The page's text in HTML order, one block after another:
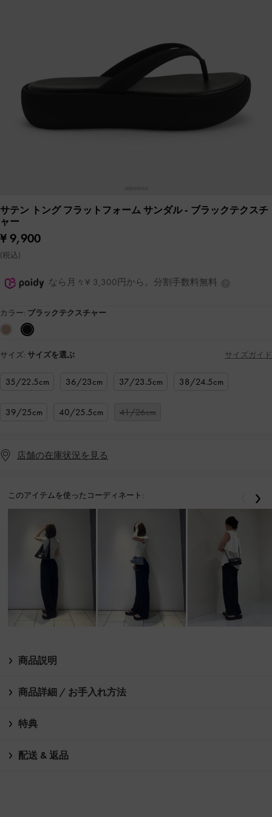
サテン トング フラットフォーム サンダル- ブラックテクスチ
ャー
¥ 9,900
(税込)
なら月々¥ 3,300円から。分割手数料無料
カラー: ブラックテクスチャー
サイズ: サイズを選ぶ サイズガイド
35/22.5cm 36/23cm 37/23.5cm 38/24.5cm
39/25cm 40/25.5cm 41/26cm
店舗の在庫状況を見る
このアイテムを使ったコーディネート: 戻る
商品説明
商品詳細 / お手入れ方法
特典
配送 & 返品